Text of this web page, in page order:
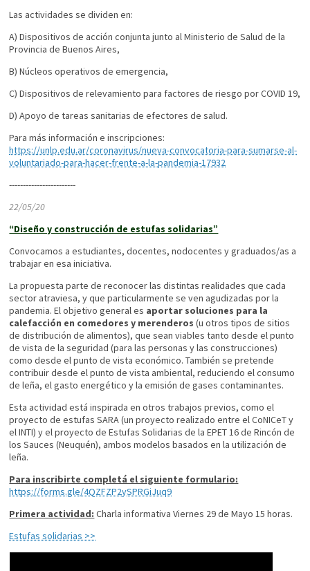
Las actividades se dividen en:
A) Dispositivos de acción conjunta junto al Ministerio de Salud de la
Provincia de Buenos Aires,
B) Núcleos operativos de emergencia,
C) Dispositivos de relevamiento para factores de riesgo por COVID 19,
D) Apoyo de tareas sanitarias de efectores de salud.
Para más información e inscripciones:
https://unlp.edu.ar/coronavirus/nueva-convocatoria-para-sumarse-al-
voluntariado-para-hacer-frente-a-la-pandemia-17932
------------------------
22/05/20
“Diseño y construcción de estufas solidarias”
Convocamos a estudiantes, docentes, nodocentes y graduados/as a
trabajar en esa iniciativa.
La propuesta parte de reconocer las distintas realidades que cada
sector atraviesa, y que particularmente se ven agudizadas por la
pandemia. El objetivo general es aportar soluciones para la
calefacción en comedores y merenderos (u otros tipos de sitios
de distribución de alimentos), que sean viables tanto desde el punto
de vista de la seguridad (para las personas y las construcciones)
como desde el punto de vista económico. También se pretende
contribuir desde el punto de vista ambiental, reduciendo el consumo
de leña, el gasto energético y la emisión de gases contaminantes.
Esta actividad está inspirada en otros trabajos previos, como el
proyecto de estufas SARA (un proyecto realizado entre el CoNICeT y
el INTI) y el proyecto de Estufas Solidarias de la EPET 16 de Rincón de
los Sauces (Neuquén), ambos modelos basados en la utilización de
leña.
Para inscribirte completá el siguiente formulario:
https://forms.gle/4QZFZP2ySPRGiJuq9
Primera actividad: Charla informativa Viernes 29 de Mayo 15 horas.
Estufas solidarias >>